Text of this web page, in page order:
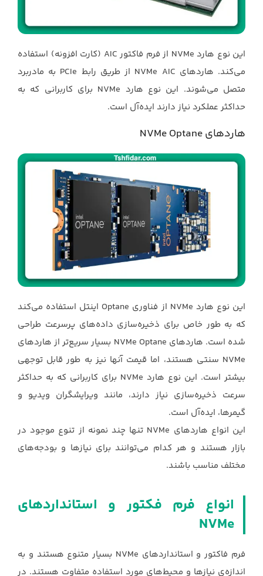
این نوع هارد ‏NVMe‏ از فرم فاکتور ‏AIC‏ (کارت افزونه) استفاده
می‌کند. هاردهای ‏NVMe AIC‏ از طریق ‏رابط ‏PCIe‏ به مادربرد
متصل می‌شوند. این نوع هارد ‏NVMe‏ برای کاربرانی که به
حداکثر عملکرد نیاز دارند ‏ایده‌آل است.‏
هاردهای ‏NVMe Optane
این نوع هارد ‏NVMe‏ از فناوری ‏Optane‏ اینتل استفاده می‌کند
که به طور خاص برای ذخیره‌سازی ‏داده‌های پرسرعت طراحی
شده است. هاردهای ‏NVMe Optane‏ بسیار سریع‌تر از هاردهای
‏NVMe‏ سنتی ‏هستند، اما قیمت آنها نیز به طور قابل توجهی
بیشتر است. این نوع هارد ‏NVMe‏ برای کاربرانی که به ‏حداکثر
سرعت ذخیره‌سازی نیاز دارند، مانند ویرایشگران ویدیو و
گیمرها، ایده‌آل است.‏
این انواع هاردهای ‏NVMe‏ تنها چند نمونه از تنوع موجود در
بازار هستند و هر کدام می‌توانند برای نیازها ‏و بودجه‌های
مختلف مناسب باشند.‏
انواع فرم فکتور و استانداردهای
فرم فاکتور و استانداردهای ‏NVMe‏ بسیار متنوع هستند و به
اندازه‌ی نیازها و محیط‌های مورد استفاده ‏متفاوت هستند. در